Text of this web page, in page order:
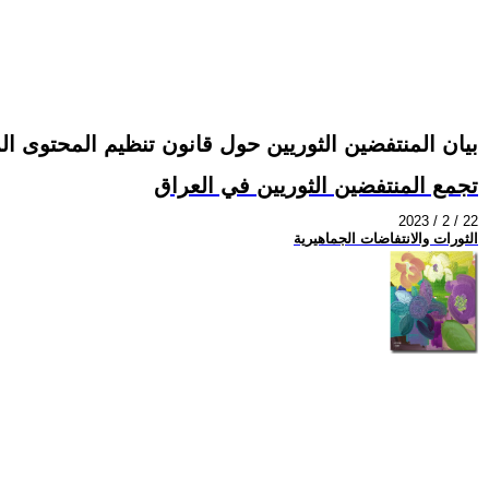
بيان المنتفضين الثوريين حول قانون تنظيم المحتوى
تجمع المنتفضين الثوريين في العراق
2023 / 2 / 22
الثورات والانتفاضات الجماهيرية